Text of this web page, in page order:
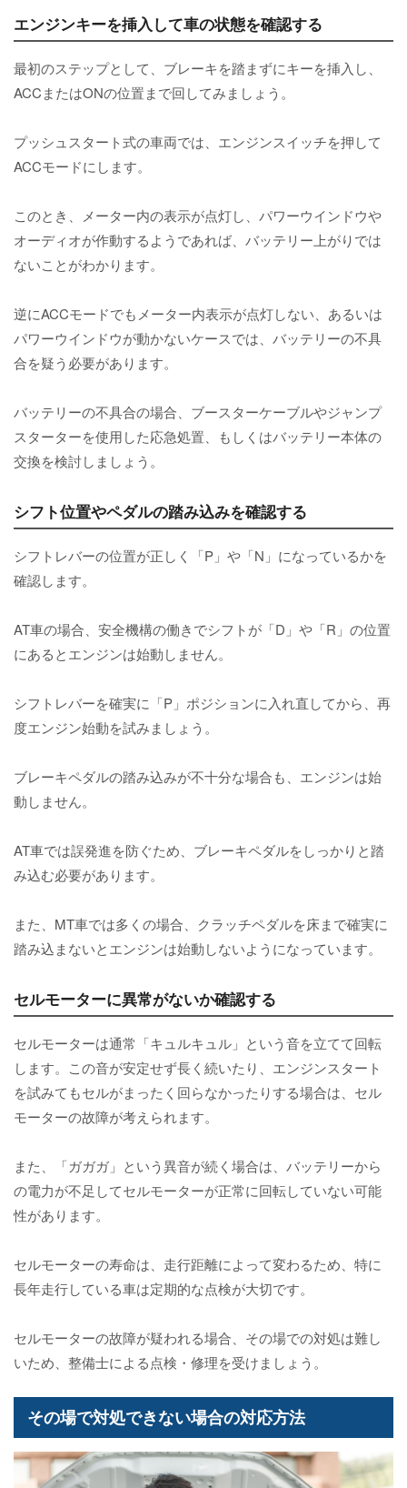
エンジンキーを挿入して車の状態を確認する
最初のステップとして、ブレーキを踏まずにキーを挿入し、
ACCまたはONの位置まで回してみましょう。
プッシュスタート式の車両では、エンジンスイッチを押して
ACCモードにします。
このとき、メーター内の表示が点灯し、パワーウインドウや
オーディオが作動するようであれば、バッテリー上がりでは
ないことがわかります。
逆にACCモードでもメーター内表示が点灯しない、あるいは
パワーウインドウが動かないケースでは、バッテリーの不具
合を疑う必要があります。
バッテリーの不具合の場合、ブースターケーブルやジャンプ
スターターを使用した応急処置、もしくはバッテリー本体の
交換を検討しましょう。
シフト位置やペダルの踏み込みを確認する
シフトレバーの位置が正しく「P」や「N」になっているかを
確認します。
AT車の場合、安全機構の働きでシフトが「D」や「R」の位置
にあるとエンジンは始動しません。
シフトレバーを確実に「P」ポジションに入れ直してから、再
度エンジン始動を試みましょう。
ブレーキペダルの踏み込みが不十分な場合も、エンジンは始
動しません。
AT車では誤発進を防ぐため、ブレーキペダルをしっかりと踏
み込む必要があります。
また、MT車では多くの場合、クラッチペダルを床まで確実に
踏み込まないとエンジンは始動しないようになっています。
セルモーターに異常がないか確認する
セルモーターは通常「キュルキュル」という音を立てて回転
します。この音が安定せず長く続いたり、エンジンスタート
を試みてもセルがまったく回らなかったりする場合は、セル
モーターの故障が考えられます。
また、「ガガガ」という異音が続く場合は、バッテリーから
の電力が不足してセルモーターが正常に回転していない可能
性があります。
セルモーターの寿命は、走行距離によって変わるため、特に
長年走行している車は定期的な点検が大切です。
セルモーターの故障が疑われる場合、その場での対処は難し
いため、整備士による点検・修理を受けましょう。
その場で対処できない場合の対応方法